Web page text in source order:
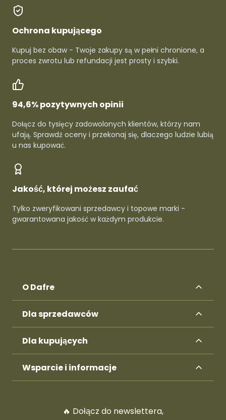
Ochrona kupującego
Kupuj bez obaw - Twoje zakupy są w pełni chronione, a
proces zwrotu lub refundacji jest prosty i szybki.
94,6% pozytywnych opinii
Dołącz do tysięcy zadowolonych klientów, którzy nam
ufają. Sprawdź oceny i przekonaj się, dlaczego ludzie lubią
u nas kupować.
Jakość, której możesz zaufać
Tylko zweryfikowani sprzedawcy i topowe marki -
gwarantowana jakość w każdym produkcie.
O Dafre
Dla sprzedawców
Dla kupujących
Wsparcie i informacje
🔥 Dołącz do newslettera,